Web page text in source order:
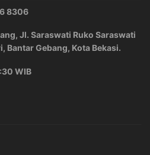
8306
Jl. Saraswati Ruko Saraswati
Bantar Gebang, Kota Bekasi.
WIB